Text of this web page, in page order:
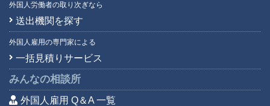
外国人労働者の取り次ぎなら
送出機関を探す
外国人雇用の専門家による
一括見積りサービス
みんなの相談所
外国人雇用 Q＆A 一覧